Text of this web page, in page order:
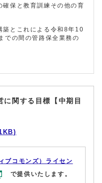
確保と教育訓練その他の育
築とこれによる令和8年10
での間の管路保全業務の
関する目標【中期目
ブコモンズ）ライセン
で提供いたします。